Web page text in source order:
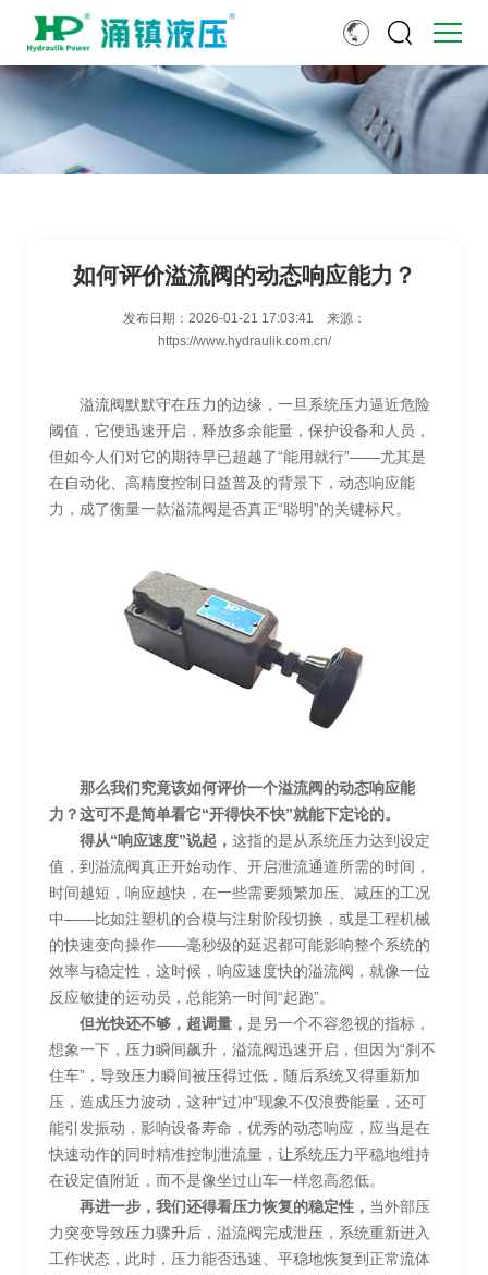
如何评价溢流阀的动态响应能力？
发布日期： 2026-01-21 17:03:41
来源：
https://www.hydraulik.com.cn/
溢流阀默默守在压力的边缘，一旦系统压力逼近危险
阈值，它便迅速开启，释放多余能量，保护设备和人员，
但如今人们对它的期待早已超越了“能用就行”——尤其是
在自动化、高精度控制日益普及的背景下，动态响应能
力，成了衡量一款溢流阀是否真正“聪明”的关键标尺。
那么我们究竟该如何评价一个溢流阀的动态响应能
力？这可不是简单看它“开得快不快”就能下定论的。
得从“响应速度”说起， 这指的是从系统压力达到设定
值，到溢流阀真正开始动作、开启泄流通道所需的时间，
时间越短，响应越快，在一些需要频繁加压、减压的工况
中——比如注塑机的合模与注射阶段切换，或是工程机械
的快速变向操作——毫秒级的延迟都可能影响整个系统的
效率与稳定性，这时候，响应速度快的溢流阀，就像一位
反应敏捷的运动员，总能第一时间“起跑”。
但光快还不够，超调量， 是另一个不容忽视的指标，
想象一下，压力瞬间飙升，溢流阀迅速开启，但因为“刹不
住车”，导致压力瞬间被压得过低，随后系统又得重新加
压，造成压力波动，这种“过冲”现象不仅浪费能量，还可
能引发振动，影响设备寿命，优秀的动态响应，应当是在
快速动作的同时精准控制泄流量，让系统压力平稳地维持
在设定值附近，而不是像坐过山车一样忽高忽低。
再进一步，我们还得看压力恢复的稳定性， 当外部压
力突变导致压力骤升后，溢流阀完成泄压，系统重新进入
工作状态，此时，压力能否迅速、平稳地恢复到正常流体